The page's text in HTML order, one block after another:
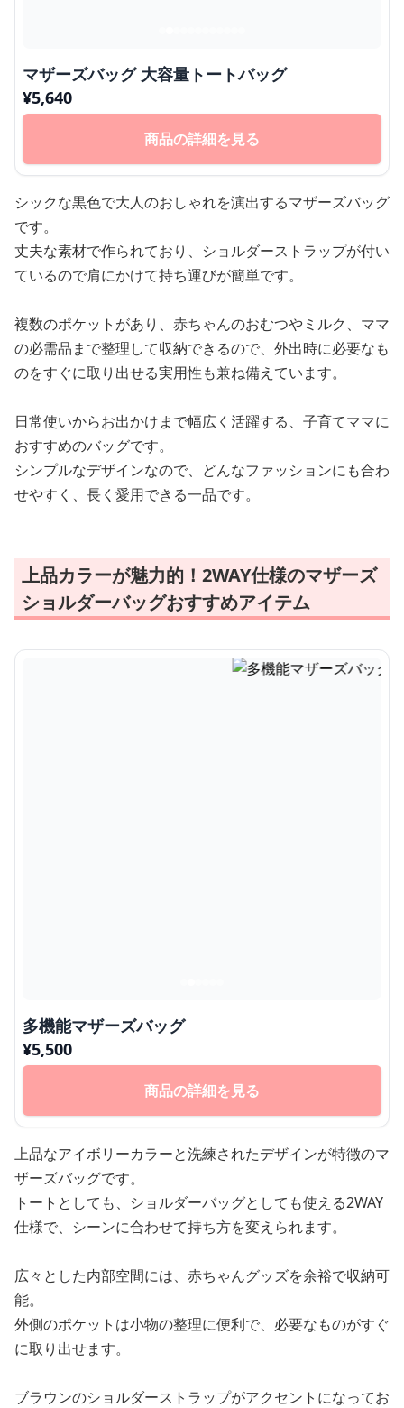
マザーズバッグ 大容量トートバッグ
¥5,640
商品の詳細を見る
シックな黒色で大人のおしゃれを演出するマザーズバッグ
です。
丈夫な素材で作られており、ショルダーストラップが付い
ているので肩にかけて持ち運びが簡単です。
複数のポケットがあり、赤ちゃんのおむつやミルク、ママ
の必需品まで整理して収納できるので、外出時に必要なも
のをすぐに取り出せる実用性も兼ね備えています。
日常使いからお出かけまで幅広く活躍する、子育てママに
おすすめのバッグです。
シンプルなデザインなので、どんなファッションにも合わ
せやすく、長く愛用できる一品です。
上品カラーが魅力的！2WAY仕様のマザーズ
ショルダーバッグおすすめアイテム
多機能マザーズバッグ
¥5,500
商品の詳細を見る
上品なアイボリーカラーと洗練されたデザインが特徴のマ
ザーズバッグです。
トートとしても、ショルダーバッグとしても使える2WAY
仕様で、シーンに合わせて持ち方を変えられます。
広々とした内部空間には、赤ちゃんグッズを余裕で収納可
能。
外側のポケットは小物の整理に便利で、必要なものがすぐ
に取り出せます。
ブラウンのショルダーストラップがアクセントになってお